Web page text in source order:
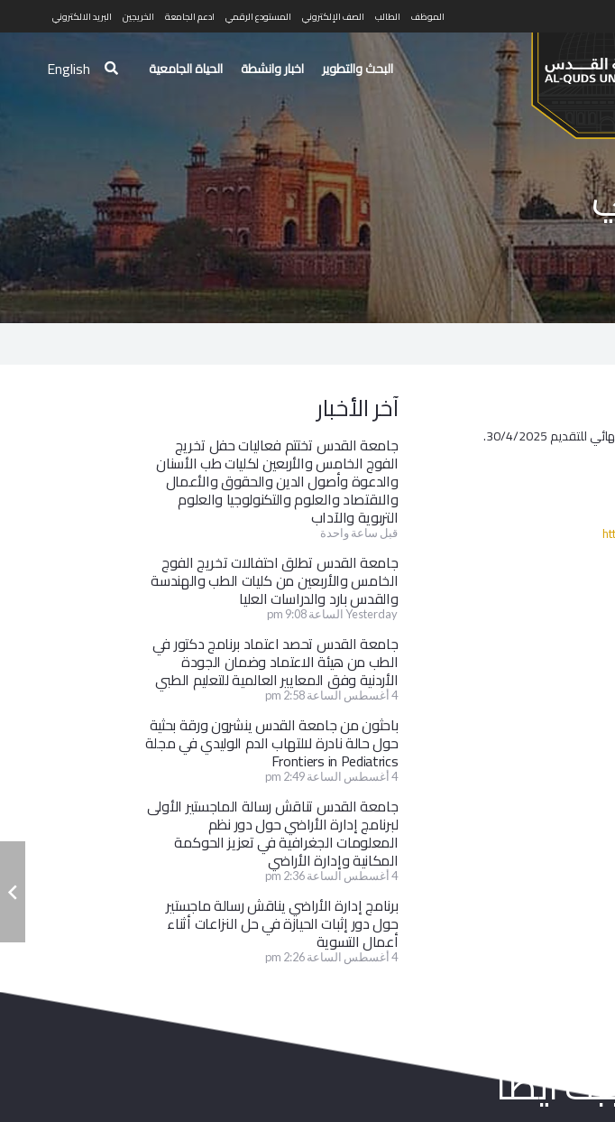
الموظف الطالب الصف الإلكتروني المستودع الرقمي ادعم الجامعة الخريجين البريد الالكتروني
البحث والتطوير اخبار وانشطة الحياة الجامعية English
30/4/2025.
آخر الأخبار
جامعة القدس تختتم فعاليات حفل تخريج
الفوج الخامس والأربعين لكليات طب الأسنان
والدعوة وأصول الدين والحقوق والأعمال
والاقتصاد والعلوم والتكنولوجيا والعلوم
التربوية والآداب
قبل ساعة واحدة
جامعة القدس تطلق احتفالات تخريج الفوج
الخامس والأربعين من كليات الطب والهندسة
والقدس بارد والدراسات العليا
Yesterday الساعة 9:08 pm
جامعة القدس تحصد اعتماد برنامج دكتور في
الطب من هيئة الاعتماد وضمان الجودة
الأردنية وفق المعايير العالمية للتعليم الطبي
4 أغسطس الساعة 2:58 pm
باحثون من جامعة القدس ينشرون ورقة بحثية
حول حالة نادرة لالتهاب الدم الوليدي في مجلة
Frontiers in Pediatrics
4 أغسطس الساعة 2:49 pm
جامعة القدس تناقش رسالة الماجستير الأولى
لبرنامج إدارة الأراضي حول دور نظم
المعلومات الجغرافية في تعزيز الحوكمة
المكانية وإدارة الأراضي
4 أغسطس الساعة 2:36 pm
برنامج إدارة الأراضي يناقش رسالة ماجستير
حول دور إثبات الحيازة في حل النزاعات أثناء
أعمال التسوية
4 أغسطس الساعة 2:26 pm
ايضا